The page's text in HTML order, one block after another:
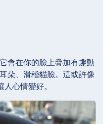
會在你的臉上疊加有趣動
朵、滑稽貓臉。這或許像
心情變好。